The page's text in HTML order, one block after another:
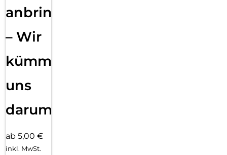
anbringen
– Wir
kümmern
uns
darum!
ab 5,00 €
inkl. MwSt.